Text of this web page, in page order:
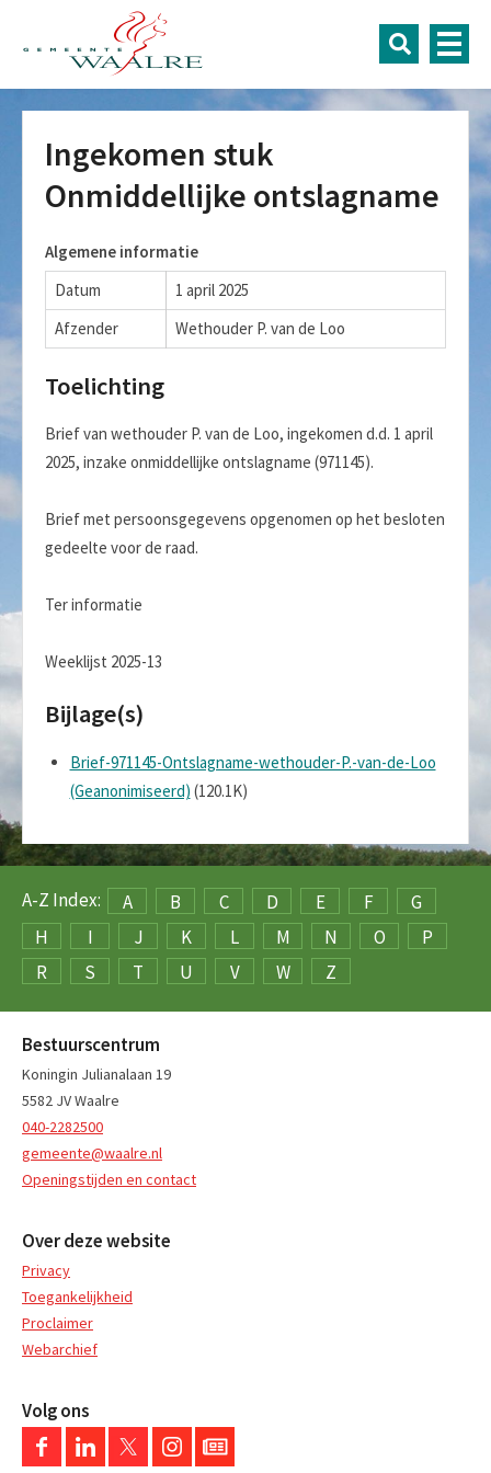
Ingekomen stuk
Onmiddellijke ontslagname
Algemene informatie
Datum
1 april 2025
Afzender
Wethouder P. van de Loo
Toelichting
Brief van wethouder P. van de Loo, ingekomen d.d. 1 april
2025, inzake onmiddellijke ontslagname (971145).
Brief met persoonsgegevens opgenomen op het besloten
gedeelte voor de raad.
Ter informatie
Weeklijst 2025-13
Bijlage(s)
Brief-971145-Ontslagname-wethouder-P.-van-de-Loo
(Geanonimiseerd) (120.1K)
A-Z Index: A B C D E F
G
H
I J K L M N O
P
R
S T U V W Z
Bestuurscentrum
Koningin Julianalaan 19
5582 JV Waalre
040-2282500
gemeente@waalre.nl
Openingstijden en contact
Over deze website
Privacy
Toegankelijkheid
Proclaimer
Webarchief
Volg ons